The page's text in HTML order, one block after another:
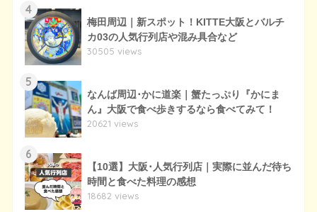
4
梅田周辺｜新スポット！KITTE大阪とバルチ
カ03の人気行列店や混み具合など
30505 views
5
なんば周辺･かに道楽｜蟹たっぷり『かにま
ん』大阪で食べ歩きするなら食べてみて！
20621 views
6
【10選】大阪･人気行列店｜実際に並んだ待ち
時間と食べた料理の感想
18682 views